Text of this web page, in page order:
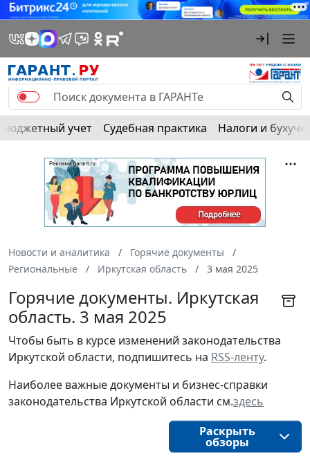
Бюджетный учет Судебная практика Налоги и
Новости и аналитика
Горячие документы
Региональные
Иркутская область 3 мая 2025
Горячие документы. Иркутская
область. 3 мая 2025
Чтобы быть в курсе изменений законодательства
Иркутской области, подпишитесь на RSS-ленту.
Наиболее важные документы и бизнес-справки
законодательства Иркутской области см.здесь
Раскрыть
обзоры